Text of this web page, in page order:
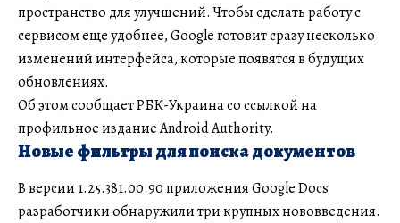
пространство для улучшений. Чтобы сделать работу с
сервисом еще удобнее, Google готовит сразу несколько
изменений интерфейса, которые появятся в будущих
обновлениях.
Об этом сообщает РБК-Украина со ссылкой на
профильное издание Android Authority.
Новые фильтры для поиска документов
В версии 1.25.381.00.90 приложения Google Docs
разработчики обнаружили три крупных нововведения.